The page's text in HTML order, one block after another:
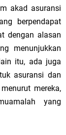
akad asuransi
berpendapat
dengan alasan
menunjukkan
itu, ada juga
asuransi dan
mereka,
yang